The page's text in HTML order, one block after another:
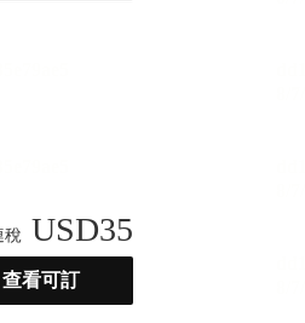
稅 USD35
查看可訂